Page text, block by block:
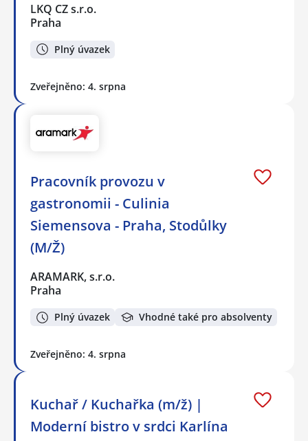
LKQ CZ s.r.o.
Praha
Plný úvazek
Zveřejněno: 4. srpna
Pracovník provozu v
gastronomii - Culinia
Siemensova - Praha, Stodůlky
(M/Ž)
ARAMARK, s.r.o.
Praha
Plný úvazek Vhodné také pro absolventy
Zveřejněno: 4. srpna
Kuchař / Kuchařka (m/ž) |
Moderní bistro v srdci Karlína